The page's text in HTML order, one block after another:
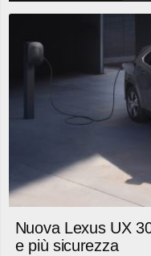
Nuova Lexus UX
e più sicurezza